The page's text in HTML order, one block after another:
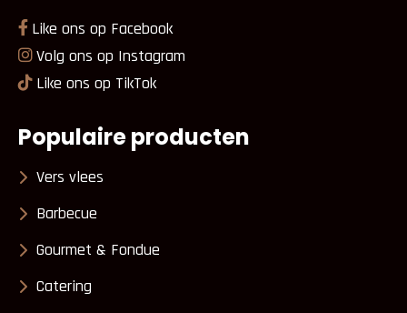
Like ons op Facebook
Volg ons op Instagram
Like ons op TikTok
Populaire producten
Vers vlees
Barbecue
Gourmet & Fondue
Catering